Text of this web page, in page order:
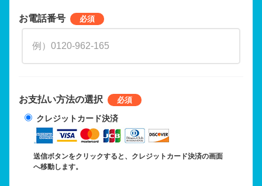
お電話番号
お支払い方法の選択
クレジットカード決済
送信ボタンをクリックすると、クレジットカード決済の画面
へ移動します。